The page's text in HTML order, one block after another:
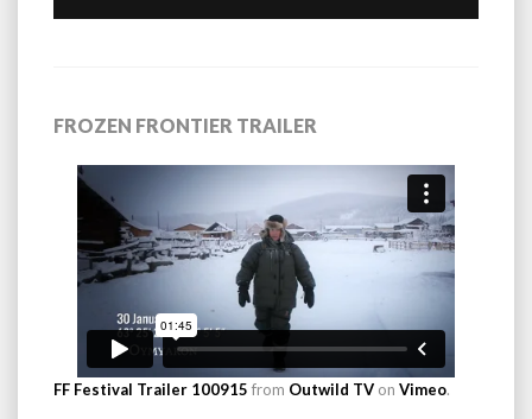
FROZEN FRONTIER TRAILER
FF Festival Trailer 100915 from Outwild TV on Vimeo.